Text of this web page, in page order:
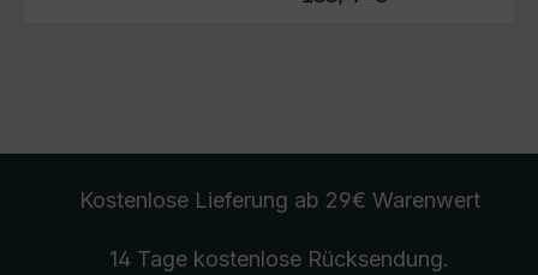
Kostenlose Lieferung ab 29€ Warenwert
14 Tage kostenlose Rücksendung.